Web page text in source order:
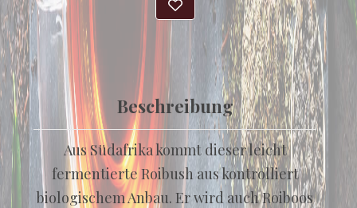
Beschreibung
Aus Südafrika kommt dieser leicht
fermentierte Roibush aus kontrolliert
biologischem Anbau. Er wird auch Roiboos